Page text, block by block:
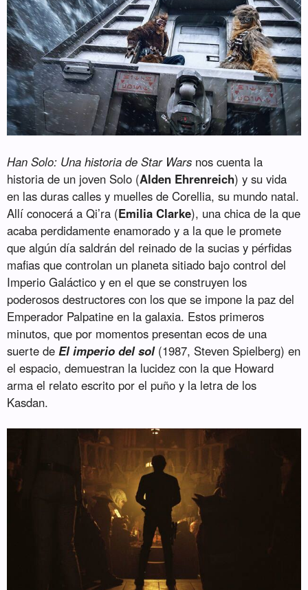
Han Solo: Una historia de Star Wars nos cuenta la
historia de un joven Solo (Alden Ehrenreich) y su vida
en las duras calles y muelles de Corellia, su mundo natal.
Allí conocerá a Qi’ra (Emilia Clarke), una chica de la que
acaba perdidamente enamorado y a la que le promete
que algún día saldrán del reinado de la sucias y pérfidas
mafias que controlan un planeta sitiado bajo control del
Imperio Galáctico y en el que se construyen los
poderosos destructores con los que se impone la paz del
Emperador Palpatine en la galaxia. Estos primeros
minutos, que por momentos presentan ecos de una
suerte de El imperio del sol(1987, Steven Spielberg) en
el espacio, demuestran la lucidez con la que Howard
arma el relato escrito por el puño y la letra de los
Kasdan.